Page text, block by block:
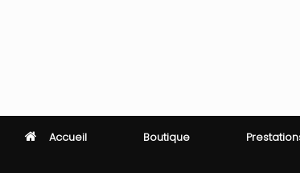
Accueil Boutique